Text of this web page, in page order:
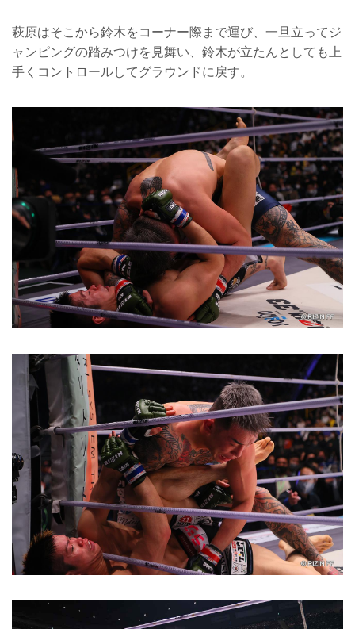
萩原はそこから鈴木をコーナー際まで運び、一旦立ってジ
ャンピングの踏みつけを見舞い、鈴木が立たんとしても上
手くコントロールしてグラウンドに戻す。